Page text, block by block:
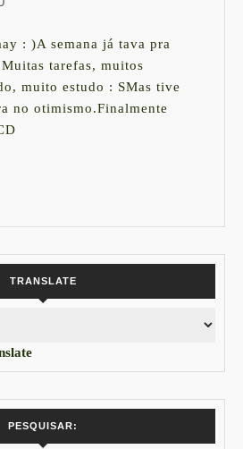
de
2013
: )A semana já tava pra
tarefas, muitos
muito estudo : SMas tive
no otimismo.Finalmente
TRANSLATE
PESQUISAR: